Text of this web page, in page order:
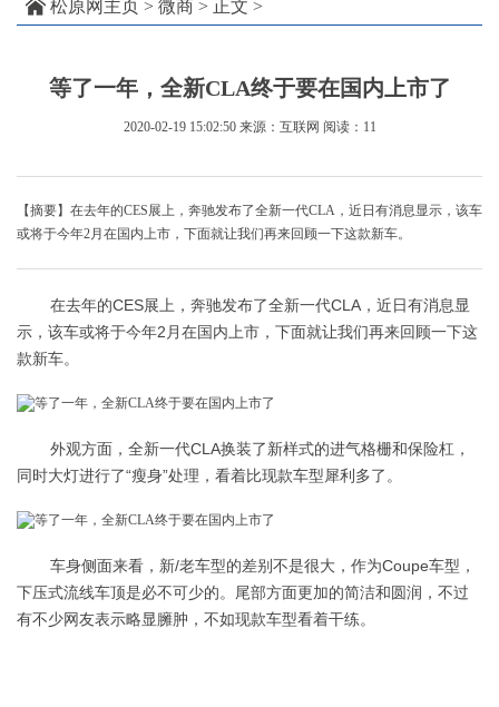
松原网主页 > 微商 > 正文 >
等了一年，全新CLA终于要在国内上市了
2020-02-19 15:02:50 来源：互联网 阅读：11
【摘要】在去年的CES展上，奔驰发布了全新一代CLA，近日有消息显示，该车
或将于今年2月在国内上市，下面就让我们再来回顾一下这款新车。
在去年的CES展上，奔驰发布了全新一代CLA，近日有消息显
示，该车或将于今年2月在国内上市，下面就让我们再来回顾一下这
款新车。
外观方面，全新一代CLA换装了新样式的进气格栅和保险杠，
同时大灯进行了“瘦身”处理，看着比现款车型犀利多了。
车身侧面来看，新/老车型的差别不是很大，作为Coupe车型，
下压式流线车顶是必不可少的。尾部方面更加的简洁和圆润，不过
有不少网友表示略显臃肿，不如现款车型看着干练。